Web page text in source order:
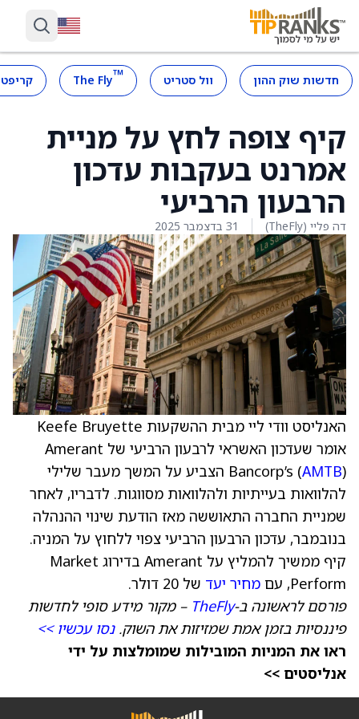
חדשות שוק ההון וול סטריט ™
The Fly
קיף צופה לחץ על מניית
אמרנט בעקבות עדכון
הרבעון הרביעי
דה פליי (TheFly) 31 בדצמבר 2025
האנליסט וודי ליי מבית ההשקעות Keefe Bruyette
אומר שעדכון האשראי לרבעון הרביעי של Amerant
Bancorp’s (AMTB
) הצביע על המשך מעבר שלילי
להלוואות בעייתיות ולהלוואות מסווגות. לדבריו, לאחר
שמניית החברה התאוששה מאז הודעת שינוי ההנהלה
בנובמבר, עדכון הרבעון הרביעי צפוי ללחוץ על המניה.
קיף ממשיך להמליץ על Amerant בדירוג Market
Perform, עם
מחיר יעד של 20 דולר.
פורסם לראשונה ב-TheFly – מקור מידע סופי לחדשות
פיננסיות בזמן אמת שמזיזות את השוק.נסו עכשיו >>
ראו את המניות המובילות שמומלצות על ידי
אנליסטים >>